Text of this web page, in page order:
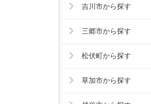
吉川市から探す
三郷市から探す
松伏町から探す
草加市から探す